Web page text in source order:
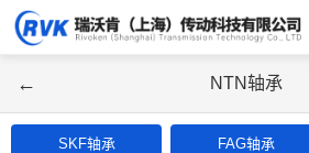
← NTN轴承
SKF轴承 FAG轴承